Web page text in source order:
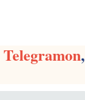
Telegramon,